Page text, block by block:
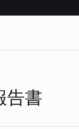
告書